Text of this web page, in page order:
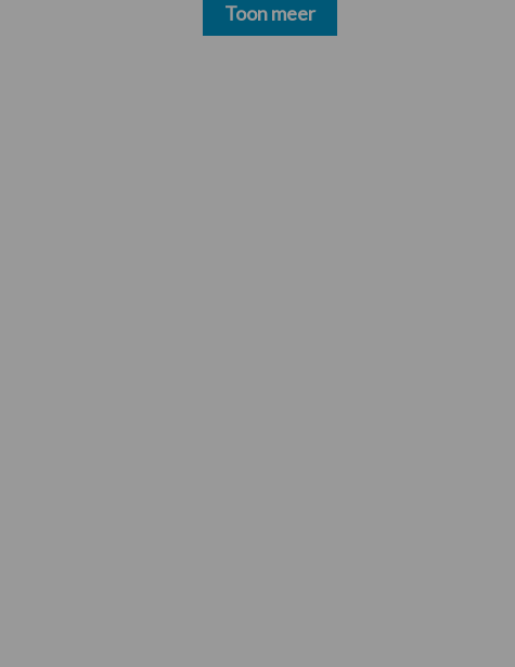
Toon meer